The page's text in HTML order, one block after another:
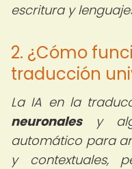
escritura y
2. ¿Cómo
traducción
La IA en la
neuronalesy
automático para
y contextuales,